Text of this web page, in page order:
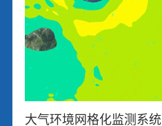
大气环境网格化监测系统